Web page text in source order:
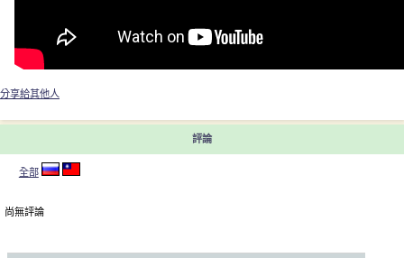
分享給其他人
評論
全部
尚無評論